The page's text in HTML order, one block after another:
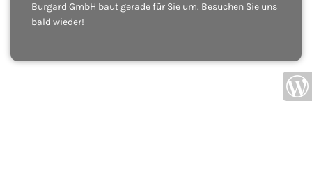
Burgard GmbH baut gerade für Sie um. Besuchen Sie uns
bald wieder!